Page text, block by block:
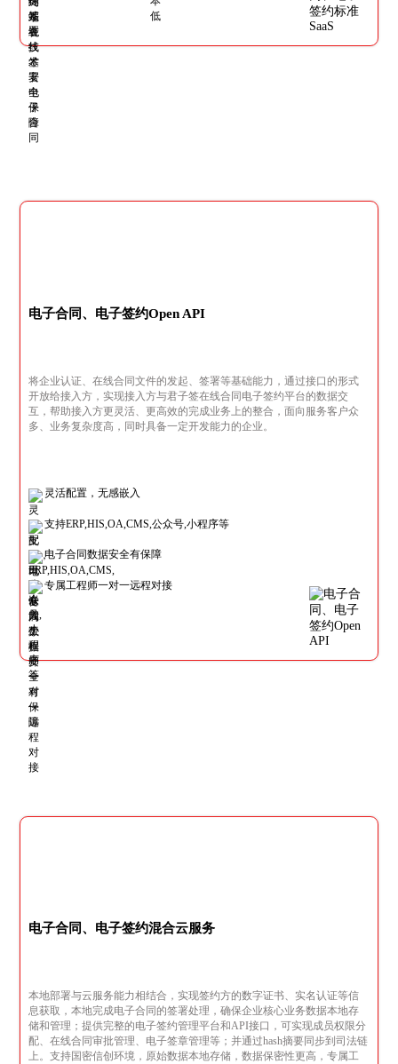
电子合同、电子签约Open API
将企业认证、在线合同文件的发起、签署等基础能力，通过接口的形式
开放给接入方，实现接入方与君子签在线合同电子签约平台的数据交
互，帮助接入方更灵活、更高效的完成业务上的整合，面向服务客户众
多、业务复杂度高，同时具备一定开发能力的企业。
灵活配置，无感嵌入
支持ERP,HIS,OA,CMS,公众号,小程序等
电子合同数据安全有保障
专属工程师一对一远程对接
电子合同、电子签约混合云服务
本地部署与云服务能力相结合，实现签约方的数字证书、实名认证等信
息获取，本地完成电子合同的签署处理，确保企业核心业务数据本地存
储和管理；提供完整的电子签约管理平台和API接口，可实现成员权限分
配、在线合同审批管理、电子签章管理等；并通过hash摘要同步到司法链
上。支持国密信创环境，原始数据本地存储，数据保密性更高，专属工